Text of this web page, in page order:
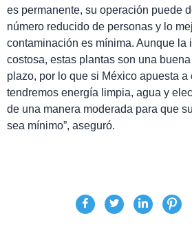
es permanente, su operación puede
número reducido de personas y lo
contaminación es mínima. Aunque la
costosa, estas plantas son una
plazo, por lo que si México apuesta a
tendremos energía limpia, agua y
de una manera moderada para que
sea mínimo”, aseguró.